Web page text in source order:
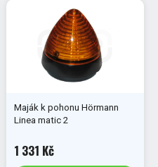
Maják k pohonu Hörmann
Linea matic 2
1 331 Kč